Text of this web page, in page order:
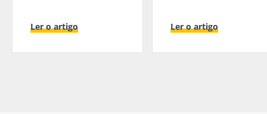
Ler o artigo Ler o artigo